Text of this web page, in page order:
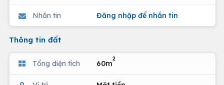
Nhắn tin Đăng nhập để nhắn tin
Thông tin đất
Tổng diện tích 60m
2